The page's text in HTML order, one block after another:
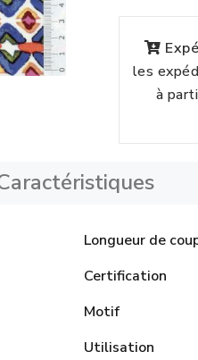
les
à
Longueur de
Certification
Motif
Utilisation